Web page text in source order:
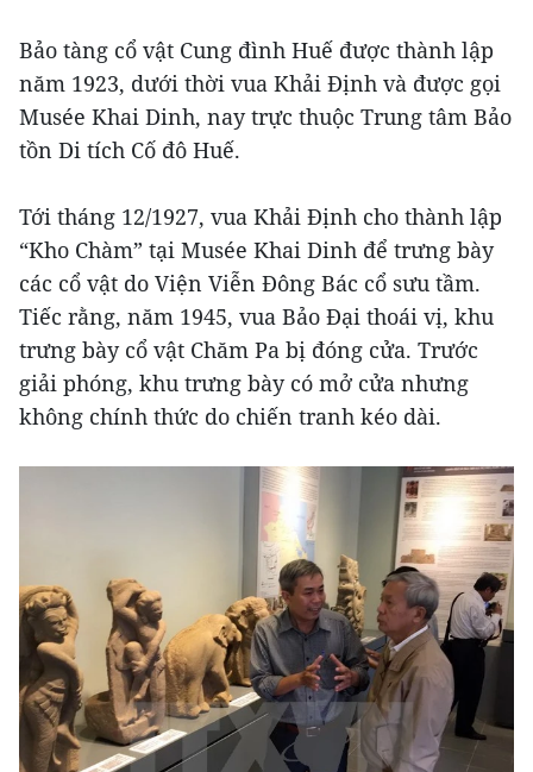
Bảo tàng cổ vật Cung đình Huế được thành lập
năm 1923, dưới thời vua Khải Định và được gọi
Musée Khai Dinh, nay trực thuộc Trung tâm Bảo
tồn Di tích Cố đô Huế.
Tới tháng 12/1927, vua Khải Định cho thành lập
“Kho Chàm” tại Musée Khai Dinh để trưng bày
các cổ vật do Viện Viễn Đông Bác cổ sưu tầm.
Tiếc rằng, năm 1945, vua Bảo Đại thoái vị, khu
trưng bày cổ vật Chăm Pa bị đóng cửa. Trước
giải phóng, khu trưng bày có mở cửa nhưng
không chính thức do chiến tranh kéo dài.